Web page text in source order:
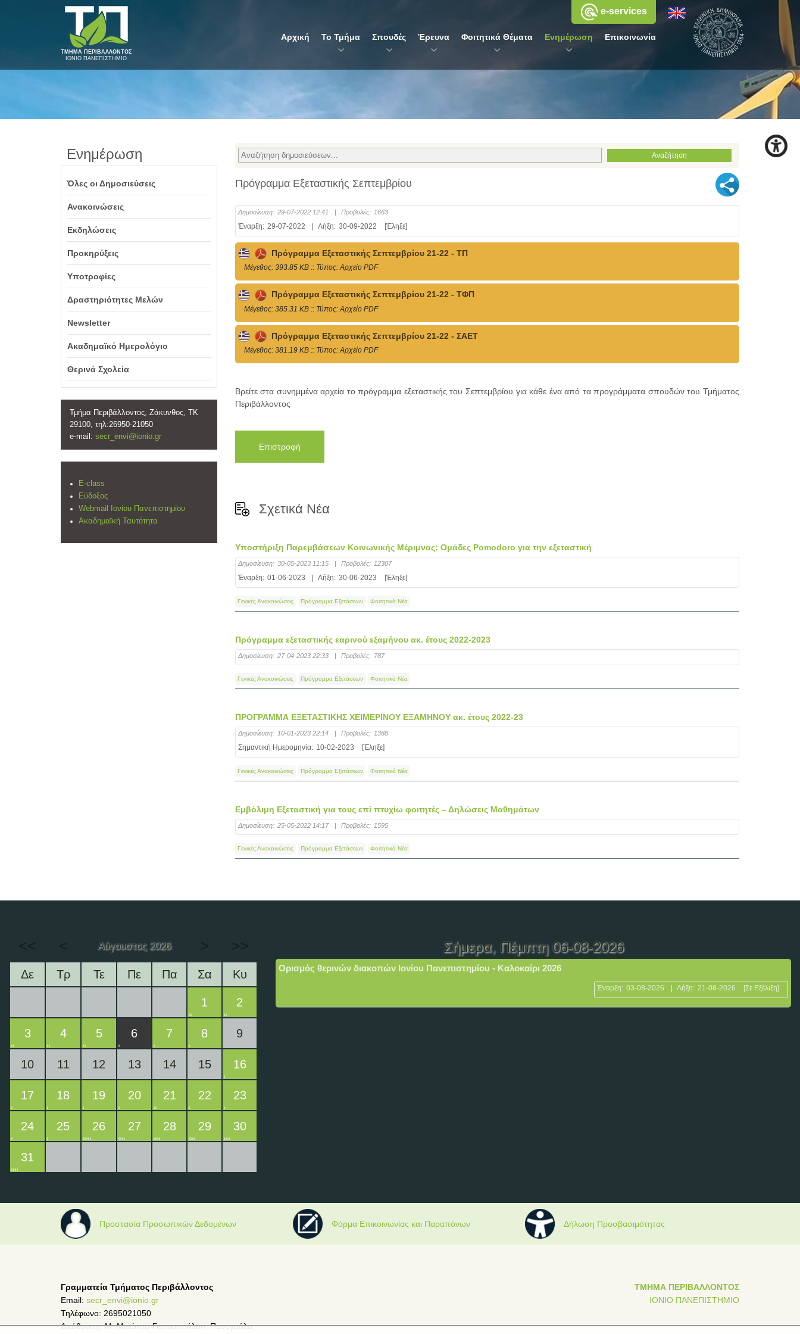
ΤΜΗΜΑ ΠΕΡΙΒΑΛΛΟΝΤΟΣ
ΙΟΝΙΟ ΠΑΝΕΠΙΣΤΗΜΙΟ
Αρχική Το Τμήμα Σπουδές Έρευνα Φοιτητικά Θέματα Ενημέρωση Επικοινωνία
e-services
Πρόγραμμα Εξεταστικής Σεπτεμβρίου
Δημοσίευση: 29-07-2022 12:41 | Προβολές: 1663
Έναρξη: 29-07-2022 Λήξη: 30-09-2022 [Έληξε]
Πρόγραμμα Εξεταστικής Σεπτεμβρίου 21-22 - ΤΠ
Mέγεθος: 393.85 KB :: Τύπος: Αρχείο PDF
Πρόγραμμα Εξεταστικής Σεπτεμβρίου 21-22 - ΤΦΠ
Mέγεθος: 385.31 KB :: Τύπος: Αρχείο PDF
Πρόγραμμα Εξεταστικής Σεπτεμβρίου 21-22 - ΣΑΕΤ
Mέγεθος: 381.19 KB :: Τύπος: Αρχείο PDF
Βρείτε στα συνημμένα αρχεία το πρόγραμμα εξεταστικής του Σεπτεμβρίου για κάθε ένα από τα προγράμματα σπουδών του Τμήματος
Περιβάλλοντος
Επιστροφή
Σχετικά Νέα
Υποστήριξη Παρεμβάσεων Κοινωνικής Μέριμνας: Ομάδες Pomodoro για την εξεταστική
Δημοσίευση: 30-05-2023 11:15 | Προβολές: 12307
Έναρξη: 01-06-2023 | Λήξη: 30-06-2023 [Έληξε]
Γενικές Ανακοινώσεις Πρόγραμμα Εξετάσεων Φοιτητικά Νέα
Πρόγραμμα εξεταστικής εαρινού εξαμήνου ακ. έτους 2022-2023
Δημοσίευση: 27-04-2023 22:33 | Προβολές: 787
Γενικές Ανακοινώσεις Πρόγραμμα Εξετάσεων Φοιτητικά Νέα
ΠΡΟΓΡΑΜΜΑ ΕΞΕΤΑΣΤΙΚΗΣ ΧΕΙΜΕΡΙΝΟΥ ΕΞΑΜΗΝΟΥ ακ. έτους 2022-23
Δημοσίευση: 10-01-2023 22:14 | Προβολές: 1388
Σημαντική Ημερομηνία: 10-02-2023 [Έληξε]
Γενικές Ανακοινώσεις Πρόγραμμα Εξετάσεων Φοιτητικά Νέα
Εμβόλιμη Εξεταστική για τους επί πτυχίω φοιτητές – Δηλώσεις Μαθημάτων
Δημοσίευση: 25-05-2022 14:17 | Προβολές: 1595
Γενικές Ανακοινώσεις Πρόγραμμα Εξετάσεων Φοιτητικά Νέα
Ενημέρωση
Όλες οι Δημοσιεύσεις
Ανακοινώσεις
Εκδηλώσεις
Προκηρύξεις
Υποτροφίες
Δραστηριότητες Μελών
Newsletter
Ακαδημαϊκό Ημερολόγιο
Θερινά Σχολεία
Τμήμα Περιβάλλοντος, Ζάκυνθος, ΤΚ
29100, τηλ:26950-21050
e-mail: secr_envi@ionio.gr
E-class
Εύδοξος
Webmail Ιονίου Πανεπιστημίου
Ακαδημαϊκή Ταυτότητα
<< < Αύγουστος 2026 > >>
Δε Τρ Τε Πε Πα Σα Κυ
1 2
3 4 5 6 7 8 9
10 11 12 13 14 15 16
17 18 19 20 21 22 23
24 25 26 27 28 29 30
31
Σήμερα, Πέμπτη 06-08-2026
Ορισμός θερινών διακοπών Ιονίου Πανεπιστημίου - Καλοκαίρι 2026
Έναρξη: 03-08-2026 | Λήξη: 21-08-2026 [Σε Εξέλιξη]
Προστασία Προσωπικών Δεδομένων Φόρμα Επικοινωνίας και Παραπόνων Δήλωση Προσβασιμότητας
Γραμματεία Τμήματος Περιβάλλοντος
Email: secr_envi@ionio.gr
Τηλέφωνο: 2695021050
Διεύθυνση: Μ. Μινώτου-Γιαννοπούλου, Παναγούλα,
ΤΜΗΜΑ ΠΕΡΙΒΑΛΛΟΝΤΟΣ
ΙΟΝΙΟ ΠΑΝΕΠΙΣΤΗΜΙΟ